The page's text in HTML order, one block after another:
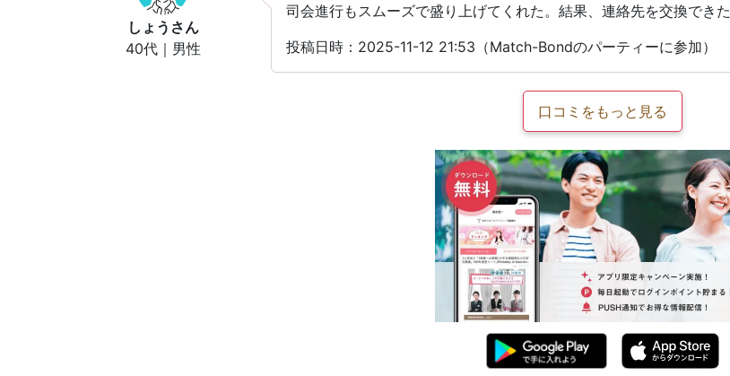
しょう さん
40代｜男性
司会進行もスムーズで盛り上げてくれた。結果、連絡先を交換できた
投稿日時：2025-11-12 21:53（Match-Bondのパーティーに参加）
口コミをもっと見る